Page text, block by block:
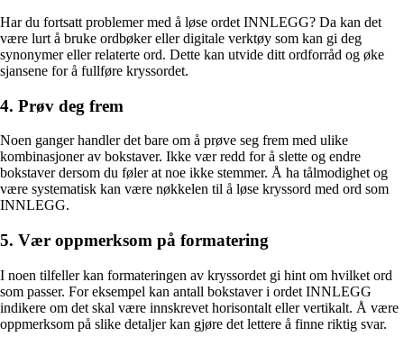
Har du fortsatt problemer med å løse ordet INNLEGG? Da kan det
være lurt å bruke ordbøker eller digitale verktøy som kan gi deg
synonymer eller relaterte ord. Dette kan utvide ditt ordforråd og øke
sjansene for å fullføre kryssordet.
4. Prøv deg frem
Noen ganger handler det bare om å prøve seg frem med ulike
kombinasjoner av bokstaver. Ikke vær redd for å slette og endre
bokstaver dersom du føler at noe ikke stemmer. Å ha tålmodighet og
være systematisk kan være nøkkelen til å løse kryssord med ord som
INNLEGG.
5. Vær oppmerksom på formatering
I noen tilfeller kan formateringen av kryssordet gi hint om hvilket ord
som passer. For eksempel kan antall bokstaver i ordet INNLEGG
indikere om det skal være innskrevet horisontalt eller vertikalt. Å være
oppmerksom på slike detaljer kan gjøre det lettere å finne riktig svar.